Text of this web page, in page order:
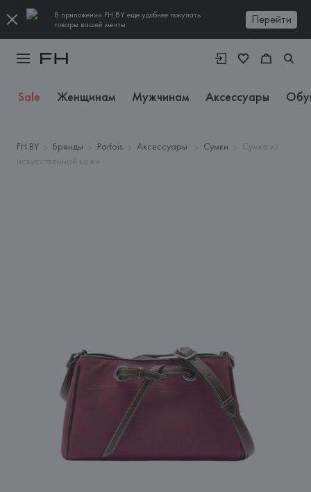
В приложении FH.BY еще удобнее покупать
товары вашей мечты
Перейти
Sale Женщинам Мужчинам Аксессуары
FH.BY Бренды Parfois Аксессуары Сумки
Сумка из
искусственной кожи